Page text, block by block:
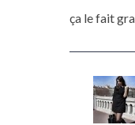
ça le fait